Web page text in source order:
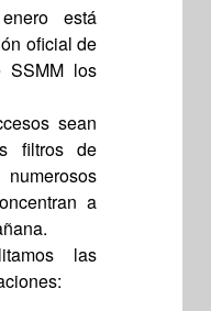
está
oficial de
SSMM los
sean
filtros de
a
las